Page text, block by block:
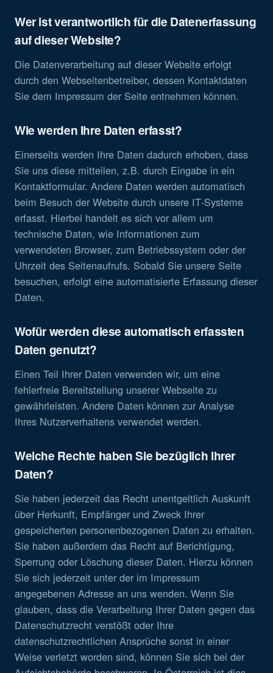
Wer ist verantwortlich für die Datenerfassung
auf dieser Website?
Die Datenverarbeitung auf dieser Website erfolgt
durch den Webseitenbetreiber, dessen Kontaktdaten
Sie dem Impressum der Seite entnehmen können.
Wie werden Ihre Daten erfasst?
Einerseits werden Ihre Daten dadurch erhoben, dass
Sie uns diese mitteilen, z.B. durch Eingabe in ein
Kontaktformular. Andere Daten werden automatisch
beim Besuch der Website durch unsere IT-Systeme
erfasst. Hierbei handelt es sich vor allem um
technische Daten, wie Informationen zum
verwendeten Browser, zum Betriebssystem oder der
Uhrzeit des Seitenaufrufs. Sobald Sie unsere Seite
besuchen, erfolgt eine automatisierte Erfassung dieser
Daten.
Wofür werden diese automatisch erfassten
Daten genutzt?
Einen Teil Ihrer Daten verwenden wir, um eine
fehlerfreie Bereitstellung unserer Webseite zu
gewährleisten. Andere Daten können zur Analyse
Ihres Nutzerverhaltens verwendet werden.
Welche Rechte haben Sie bezüglich Ihrer
Daten?
Sie haben jederzeit das Recht unentgeltlich Auskunft
über Herkunft, Empfänger und Zweck Ihrer
gespeicherten personenbezogenen Daten zu erhalten.
Sie haben außerdem das Recht auf Berichtigung,
Sperrung oder Löschung dieser Daten. Hierzu können
Sie sich jederzeit unter der im Impressum
angegebenen Adresse an uns wenden. Wenn Sie
glauben, dass die Verarbeitung Ihrer Daten gegen das
Datenschutzrecht verstößt oder Ihre
datenschutzrechtlichen Ansprüche sonst in einer
Weise verletzt worden sind, können Sie sich bei der